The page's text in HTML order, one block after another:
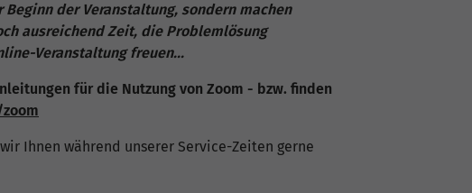
der Veranstaltung, sondern machen
ausreichend Zeit, die Problemlösung
Veranstaltung freuen...
für die Nutzung von Zoom - bzw. finden
Ihnen während unserer Service-Zeiten gerne